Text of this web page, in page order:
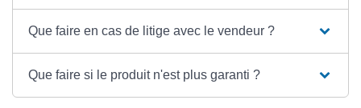
Que faire en cas de litige avec le vendeur ?
Que faire si le produit n'est plus garanti ?